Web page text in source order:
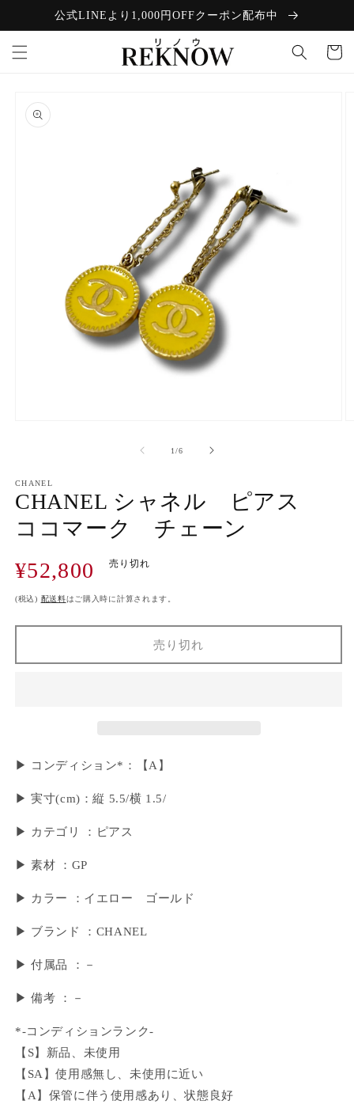
コンテン公式LINEより1,000円OFFクーポン配布中
カ
ー
にスキッ
プ
で
メ
デ
ィ
を
開
く
1/の
6
CHANEL
CHANEL シャネル ピアス
ココマーク チェーン
通
常
価
¥52,800 売り切れ
(税込) 配送料はご購入時に計算されます。
売り切れ
▶ コンディション*：【A】
▶︎ 実寸(cm)：縦 5.5/横 1.5/
▶ カテゴリ ：ピアス
▶ 素材 ：GP
▶ カラー ：イエロー ゴールド
▶ ブランド ：CHANEL
▶ 付属品 ：－
▶︎ 備考 ：－
*-コンディションランク-
【S】新品、未使用
【SA】使用感無し、未使用に近い
【A】保管に伴う使用感あり、状態良好